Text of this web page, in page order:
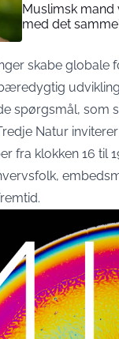
Muslimsk mand
med det
skabe
spørgsmål, som
Natur
fra klokken 16 til